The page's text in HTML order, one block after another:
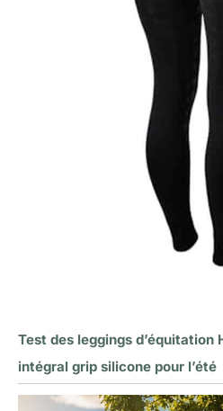
Test des leggings d’équitation
intégral grip silicone pour l’été